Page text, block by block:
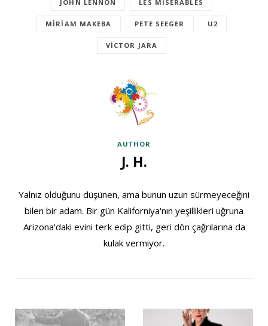
JOHN LENNON LES MISERABLES
MIRIAM MAKEBA PETE SEEGER U2
VICTOR JARA
AUTHOR
J. H.
Yalnız olduğunu düşünen, ama bunun uzun sürmeyeceğini
bilen bir adam. Bir gün Kaliforniya'nın yeşillikleri uğruna
Arizona'daki evini terk edip gitti, geri dön çağrılarına da
kulak vermiyor.